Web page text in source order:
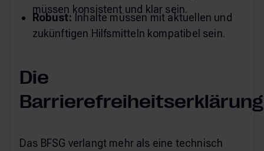
müssen konsistent und klar sein.
Robust:Inhalte müssen mit aktuellen und
zukünftigen Hilfsmitteln kompatibel sein.
Die
Barrierefreiheitserklärung
Das BFSG verlangt mehr als eine technisch